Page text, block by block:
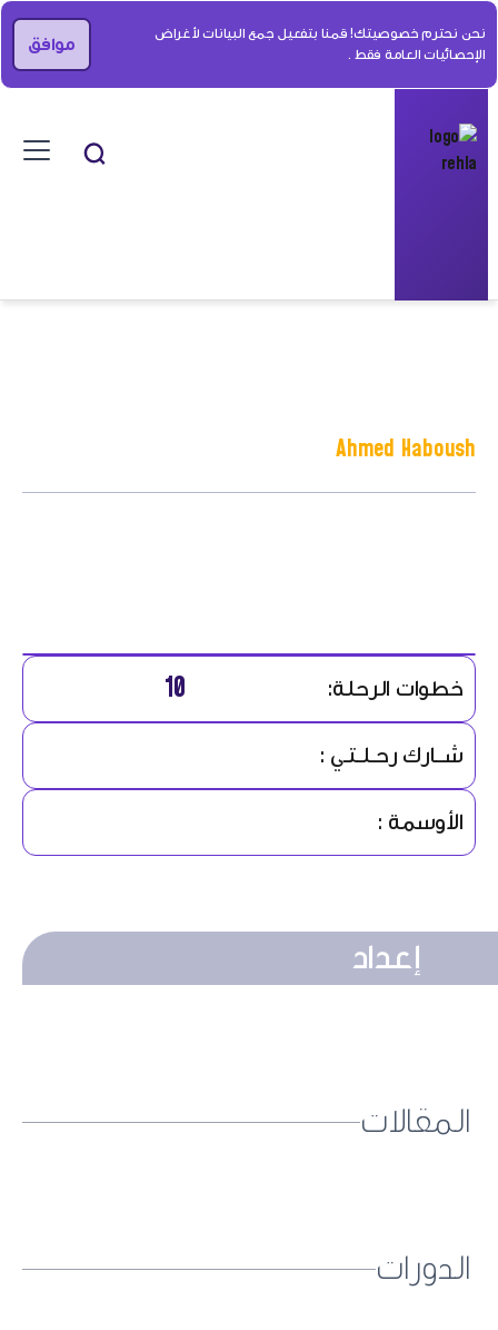
نحن نحترم خصوصيتك! قمنا بتفعيل جمع البيانات لأغراض
الإحصائيات العامة فقط .
موافق
Ahmed Haboush
خطوات الرحلة: 10
شــارك رحـلـتـي :
الأوسمة :
إعداد
المقالات
الدورات